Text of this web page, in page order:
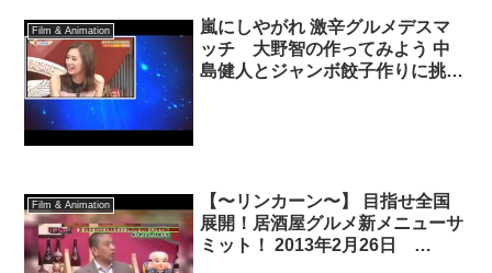
Film & Animation
嵐にしやがれ 激辛グルメデスマ
ッチ 大野智の作ってみよう 中
島健人とジャンボ餃子作りに挑
Film & Animation
【〜リンカーン〜】 目指せ全国
展開！居酒屋グルメ新メニューサ
ミット！ 2013年2月26日